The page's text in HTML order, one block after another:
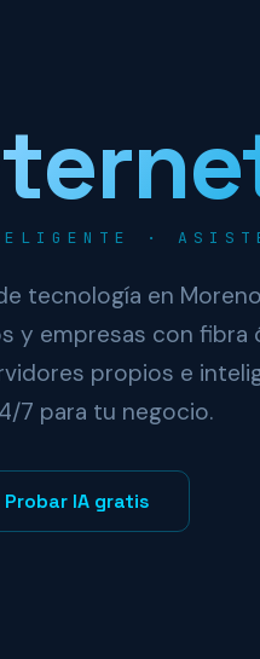
·
tecnología en
y empresas con fibra
propios e
7 para tu negocio.
Probar IA gratis